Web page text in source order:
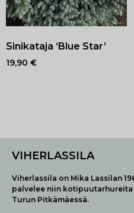
Sinikataja ‘Blue Star’
19,90 €
VIHERLASSILA
Viherlassila on Mika Lassilan
palvelee niin
Turun Pitkämäessä.